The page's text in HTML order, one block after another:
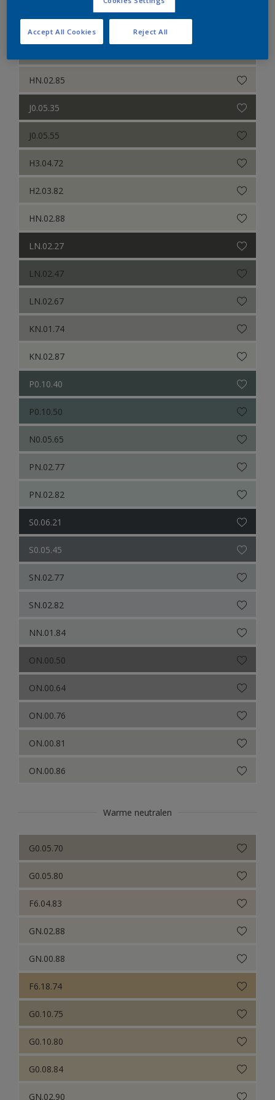
HN.02.85
J0.05.35
J0.05.55
H3.04.72
H2.03.82
HN.02.88
LN.02.27
LN.02.47
LN.02.67
KN.01.74
KN.02.87
P0.10.40
P0.10.50
N0.05.65
PN.02.77
PN.02.82
S0.06.21
S0.05.45
SN.02.77
SN.02.82
NN.01.84
ON.00.50
ON.00.64
ON.00.76
ON.00.81
ON.00.86
Warme neutralen
G0.05.70
G0.05.80
F6.04.83
GN.02.88
GN.00.88
F6.18.74
G0.10.75
G0.10.80
G0.08.84
GN.02.90
Reject All
Accept All Cookies